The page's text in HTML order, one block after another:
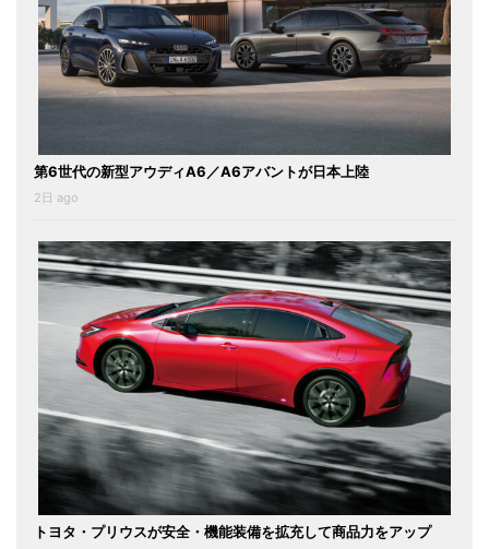
第6世代の新型アウディA6／A6アバントが日本上陸
2日 ago
トヨタ・プリウスが安全・機能装備を拡充して商品力をアップ